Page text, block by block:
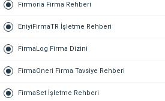
Firmoria Firma Rehberi
EniyiFirmaTR İşletme Rehberi
FirmaLog Firma Dizini
FirmaOneri Firma Tavsiye Rehberi
FirmaSet İşletme Rehberi